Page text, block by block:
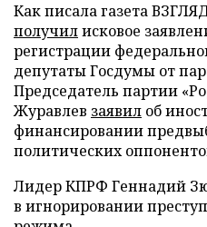
Как писала газета
получилисковое
регистрации
депутаты Госдумы от
Председатель партии
Журавлев заявил об
финансировании
политических
Лидер КПРФ Геннадий
в игнорировании